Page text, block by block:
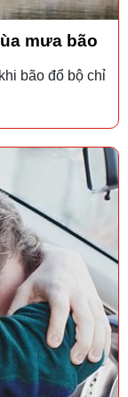
mưa bão
bão đổ bộ chỉ